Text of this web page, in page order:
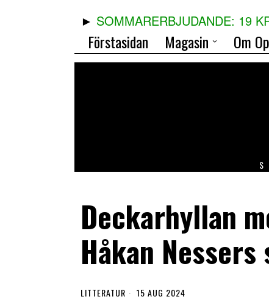
SOMMARERBJUDANDE: 19
Förstasidan Magasin Om
Deckarhyllan
Håkan
LITTERATUR 15 AUG 2024